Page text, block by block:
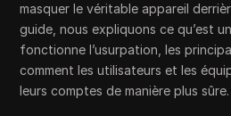
masquer le véritable appareil
guide, nous expliquons ce qu’est
fonctionne l’usurpation, les
comment les utilisateurs et les
leurs comptes de manière plus sûre.